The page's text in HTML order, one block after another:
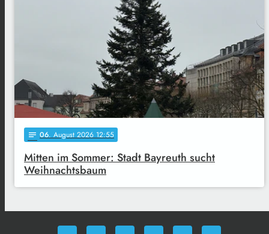
notes 06. August 2026 12:55
Mitten im Sommer: Stadt Bayreuth sucht
Weihnachtsbaum